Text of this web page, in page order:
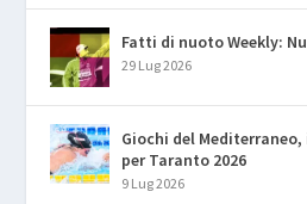
Fatti di nuoto Weekly:
29 Lug 2026
Giochi del
per Taranto 2026
9 Lug 2026